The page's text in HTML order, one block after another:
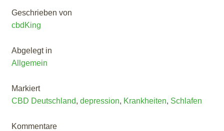
Geschrieben von
cbdKing
Abgelegt in
Allgemein
Markiert
CBD Deutschland, depression, Krankheiten, Schlafen
Kommentare